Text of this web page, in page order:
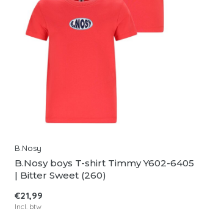
B.Nosy
B.Nosy boys T-shirt Timmy Y602-6405
| Bitter Sweet (260)
€21,99
Incl. btw